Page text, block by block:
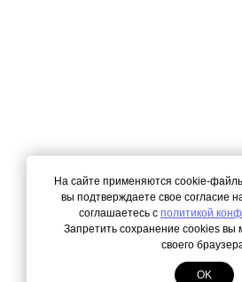
На сайте применяются cookie-
вы подтверждаете свое согласие
соглашаетесь с политикой
Запретить сохранение cookies вы
своего
OK